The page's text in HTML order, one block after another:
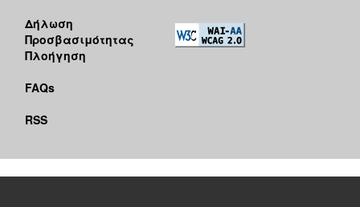
Δήλωση
Προσβασιμότητας
Πλοήγηση
FAQs
RSS